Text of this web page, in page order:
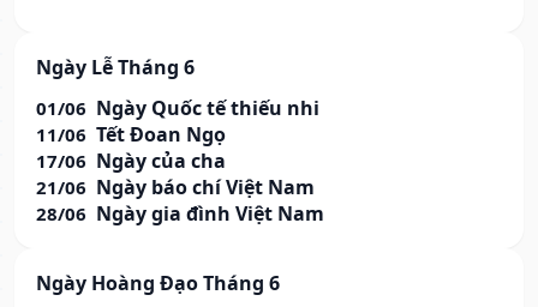
Ngày Lễ Tháng 6
01/06 Ngày Quốc tế thiếu nhi
11/06 Tết Đoan Ngọ
17/06 Ngày của cha
21/06 Ngày báo chí Việt Nam
28/06 Ngày gia đình Việt Nam
Ngày Hoàng Đạo Tháng 6